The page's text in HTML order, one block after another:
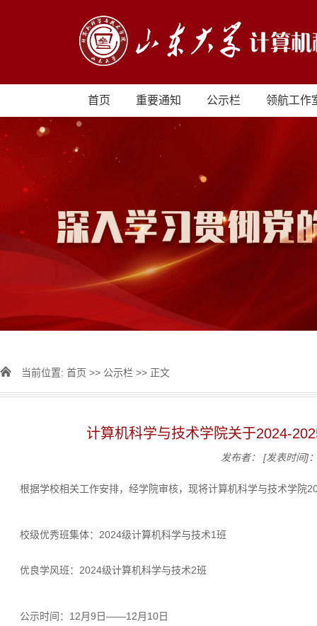
首页 重要通知 公示栏 领航工作
当前位置: 首页 >> 公示栏 >> 正文
计算机科学与技术学院关于2024-
发布者： [发表时间]
根据学校相关工作安排，经学院审核，现将计算机科学与技术学院
校级优秀班集体：2024级计算机科学与技术1班
优良学风班：2024级计算机科学与技术2班
公示时间：12月9日——12月10日